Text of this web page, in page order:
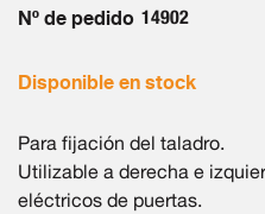
de
Nº de pedido 14902
Disponible en stock
Para fijación del taladro.
Utilizable a derecha e
eléctricos de puertas.